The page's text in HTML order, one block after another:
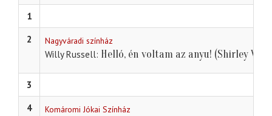
1
2
Nagyváradi színház
Willy Russell Helló, én voltam az anyu! (Shirley
3
4
Komáromi Jókai Színház